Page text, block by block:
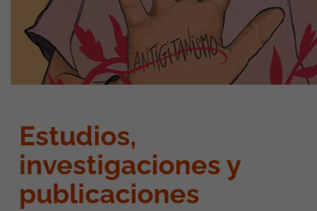
Estudios,
investigaciones y
publicaciones